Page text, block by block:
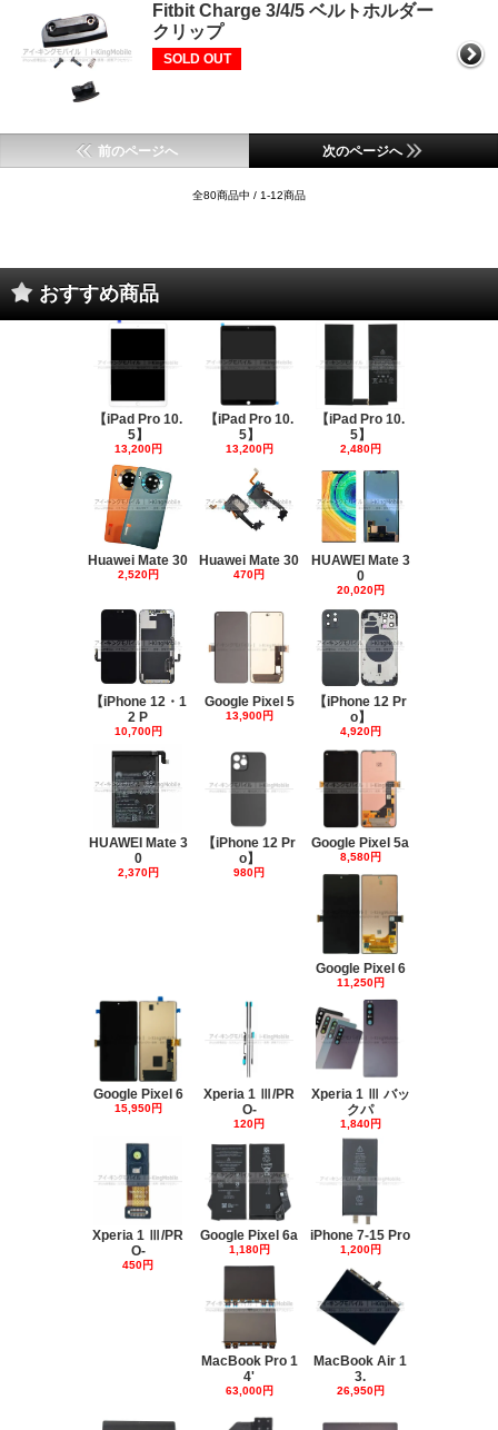
Fitbit Charge 3/4/5 ベルトホルダー
クリップ
SOLD OUT
前のページへ 次のページへ
全80商品中 / 1-12商品
おすすめ商品
【iPad Pro 10.
5】
13,200円
【iPad Pro 10.
5】
13,200円
【iPad Pro 10.
5】
2,480円
Huawei Mate 30
2,520円
Huawei Mate 30
470円
HUAWEI Mate 3
0
20,020円
【iPhone 12・1
2 P
10,700円
Google Pixel 5
13,900円
【iPhone 12 Pr
o】
4,920円
HUAWEI Mate 3
0
2,370円
【iPhone 12 Pr
o】
980円
Google Pixel 5a
8,580円
Google Pixel 6
11,250円
Google Pixel 6
15,950円
Xperia 1 Ⅲ/PR
O-
120円
Xperia 1 Ⅲ バッ
クパ
1,840円
Xperia 1 Ⅲ/PR
O-
450円
Google Pixel 6a
1,180円
iPhone 7-15 Pro
1,200円
MacBook Pro 1
4'
63,000円
MacBook Air 1
3.
26,950円